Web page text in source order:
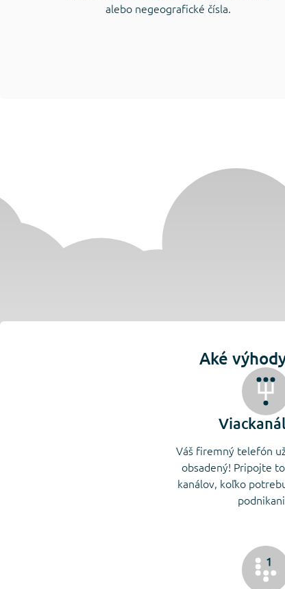
alebo negeografické čísla.
Aké
Váš firemný telefón
obsadený! Pripojte
kanálov, koľko